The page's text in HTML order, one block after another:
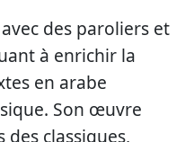
des paroliers et
à enrichir la
en arabe
Son œuvre
classiques,